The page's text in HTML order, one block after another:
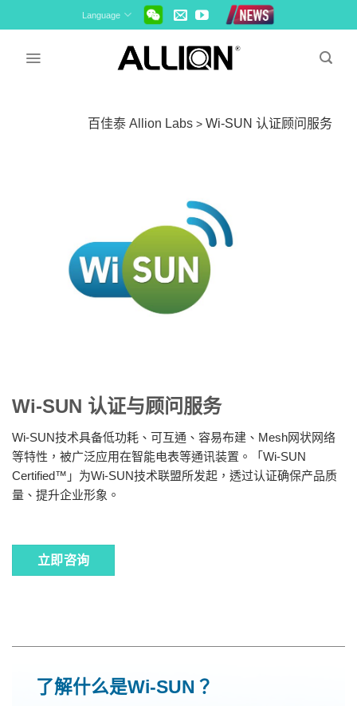
to
Language
百佳泰 Allion Labs> Wi-SUN 认证顾问服务
Wi-SUN 认证与顾问服务
Wi-SUN技术具备低功耗、可互通、容易布建、Mesh网状网络
等特性，被广泛应用在智能电表等通讯装置。「Wi-SUN
Certified™」为Wi-SUN技术联盟所发起，透过认证确保产品质
量、提升企业形象。
立即咨询
了解什么是Wi-SUN？